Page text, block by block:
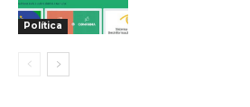
Política